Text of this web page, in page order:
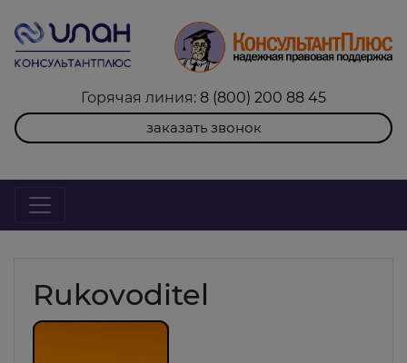
Горячая линия: 8 (800) 200 88 45
заказать звонок
Rukovoditel